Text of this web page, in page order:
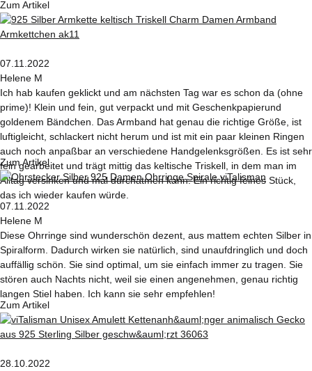
Zum Artikel
07.11.2022
Helene M
Ich hab kaufen geklickt und am nächsten Tag war es schon da (ohne
prime)! Klein und fein, gut verpackt und mit Geschenkpapierund
goldenem Bändchen. Das Armband hat genau die richtige Größe, ist
luftigleicht, schlackert nicht herum und ist mit ein paar kleinen Ringen
auch noch anpaßbar an verschiedene Handgelenksgrößen. Es ist sehr
fein gearbeitet und trägt mittig das keltische Triskell, in dem man im
Alltag versinken und mal durchatmen kann. Ein richtig feines Stück,
das ich wieder kaufen würde.
Zum Artikel
07.11.2022
Helene M
Diese Ohrringe sind wunderschön dezent, aus mattem echten Silber in
Spiralform. Dadurch wirken sie natürlich, sind unaufdringlich und doch
auffällig schön. Sie sind optimal, um sie einfach immer zu tragen. Sie
stören auch Nachts nicht, weil sie einen angenehmen, genau richtig
langen Stiel haben. Ich kann sie sehr empfehlen!
Zum Artikel
28.10.2022